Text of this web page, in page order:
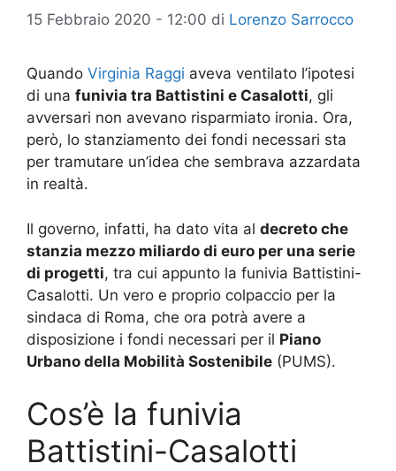
15 Febbraio 2020 - 12:00 di Lorenzo Sarrocco
Quando Virginia Raggi aveva ventilato l’ipotesi
di una funivia tra Battistini e Casalotti, gli
avversari non avevano risparmiato ironia. Ora,
però, lo stanziamento dei fondi necessari sta
per tramutare un’idea che sembrava azzardata
in realtà.
Il governo, infatti, ha dato vita al decreto che
stanzia mezzo miliardo di euro per una serie
di progetti, tra cui appunto la funivia Battistini-
Casalotti. Un vero e proprio colpaccio per la
sindaca di Roma, che ora potrà avere a
disposizione i fondi necessari per il Piano
Urbano della Mobilità Sostenibile (PUMS).
Cos’è la funivia
Battistini-Casalotti